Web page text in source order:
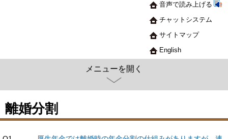
音声で読み上げる
チャットシステム
サイトマップ
English
メニューを開く
離婚分割